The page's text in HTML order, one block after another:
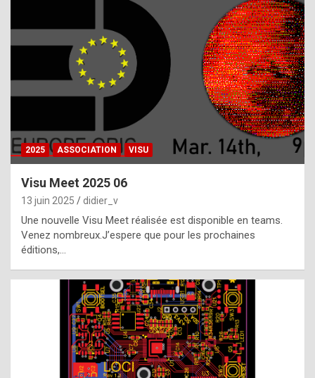
h
a
t
t
e
b
e
s
t
2025 ASSOCIATION VISU
Visu Meet 2025 06
13 juin 2025 didier_v
Une nouvelle Visu Meet réalisée est disponible en teams.
Venez nombreux.J’espere que pour les prochaines
éditions,…